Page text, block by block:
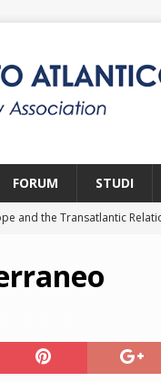
FORUM STUDI
and the Transatlantic
and the Challenges from the
e i giovani. Parma, 25 marzo
missioni NATO. Parma,